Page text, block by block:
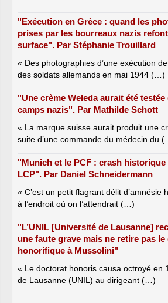
"Exécution en Grèce : quand les
prises par les bourreaux nazis refont
surface". Par Stéphanie Trouillard
« Des photographies d’une exécution
des soldats allemands en mai 1944 (…)
"Une crème Weleda aurait été testée
camps nazis". Par Mathilde Schott
« La marque suisse aurait produit une
suite d’une commande du médecin du
"Munich et le PCF : crash historique
LCP". Par Daniel Schneidermann
« C’est un petit flagrant délit d’amnésie
à l’endroit où on l’attendrait (…)
"L’UNIL [Université de Lausanne]
une faute grave mais ne retire pas
honorifique à Mussolini"
« Le doctorat honoris causa octroyé en
de Lausanne (UNIL) au dirigeant (…)